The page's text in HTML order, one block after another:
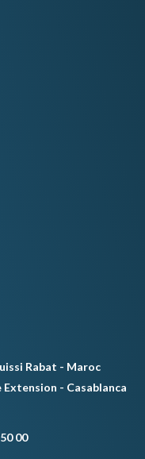
Rabat - Maroc
- Casablanca
00